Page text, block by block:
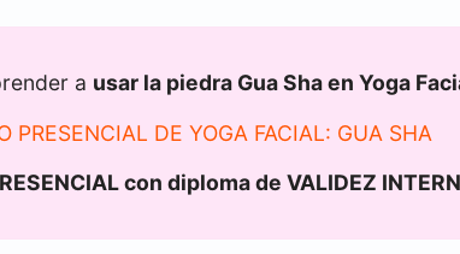
a usar la piedra Gua Sha en Yoga
PRESENCIAL DE YOGA FACIAL: GUA SHA
con diploma de VALIDEZ